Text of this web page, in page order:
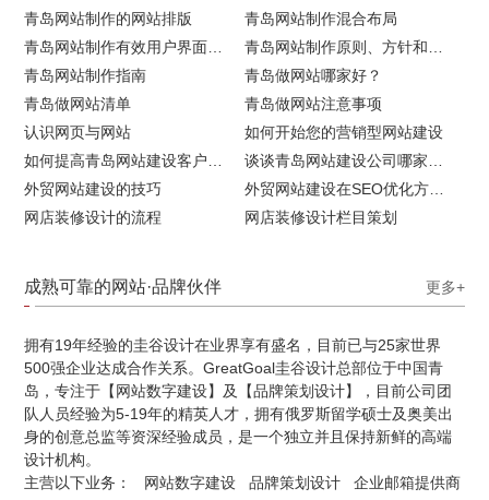
青岛网站制作的网站排版
青岛网站制作混合布局
青岛网站制作指南
青岛做网站哪家好？
青岛做网站清单
青岛做网站注意事项
认识网页与网站
如何开始您的营销型网站建设
外贸网站建设的技巧
网店装修设计的流程
网店装修设计栏目策划
成熟可靠的网站·品牌伙伴 更多+
拥有19年经验的圭谷设计在业界享有盛名，目前已与25家世界
500强企业达成合作关系。GreatGoal圭谷设计总部位于中国青
岛，专注于【网站数字建设】及【品牌策划设计】，目前公司团
队人员经验为5-19年的精英人才，拥有俄罗斯留学硕士及奥美出
身的创意总监等资深经验成员，是一个独立并且保持新鲜的高端
设计机构。
主营以下业务： 网站数字建设 品牌策划设计 企业邮箱提供商